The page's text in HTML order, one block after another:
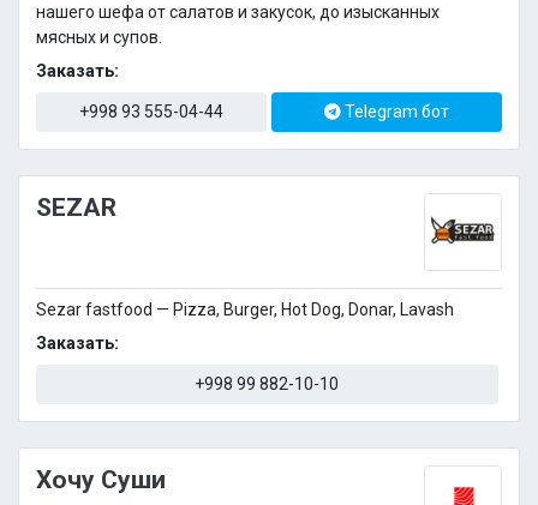
нашего шефа от салатов и закусок, до изысканных
мясных и супов.
Заказать:
+998 93 555-04-44 Telegram бот
SEZAR
Sezar fastfood — Pizza, Burger, Hot Dog, Donar, Lavash
Заказать:
+998 99 882-10-10
Xочу Суши